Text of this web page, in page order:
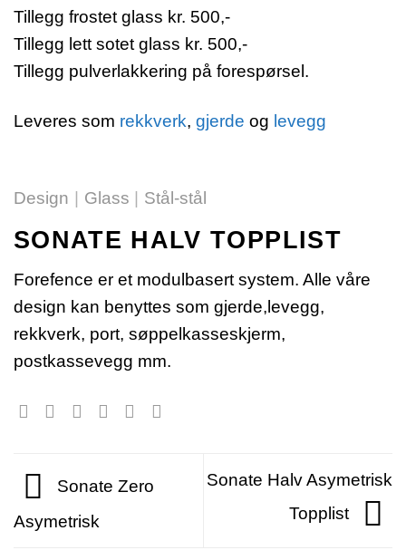
Design | Glass | Stål-stål
SONATE HALV TOPPLIST
Forefence er et modulbasert system. Alle våre
design kan benyttes som gjerde,levegg,
rekkverk, port, søppelkasseskjerm,
postkassevegg mm.
Tillegg frostet glass kr. 500,-
Tillegg lett sotet glass kr. 500,-
Tillegg pulverlakkering på forespørsel.
Leveres som rekkverk, gjerde og levegg
Sonate Zero
Asymetrisk
Sonate Halv Asymetrisk
Topplist